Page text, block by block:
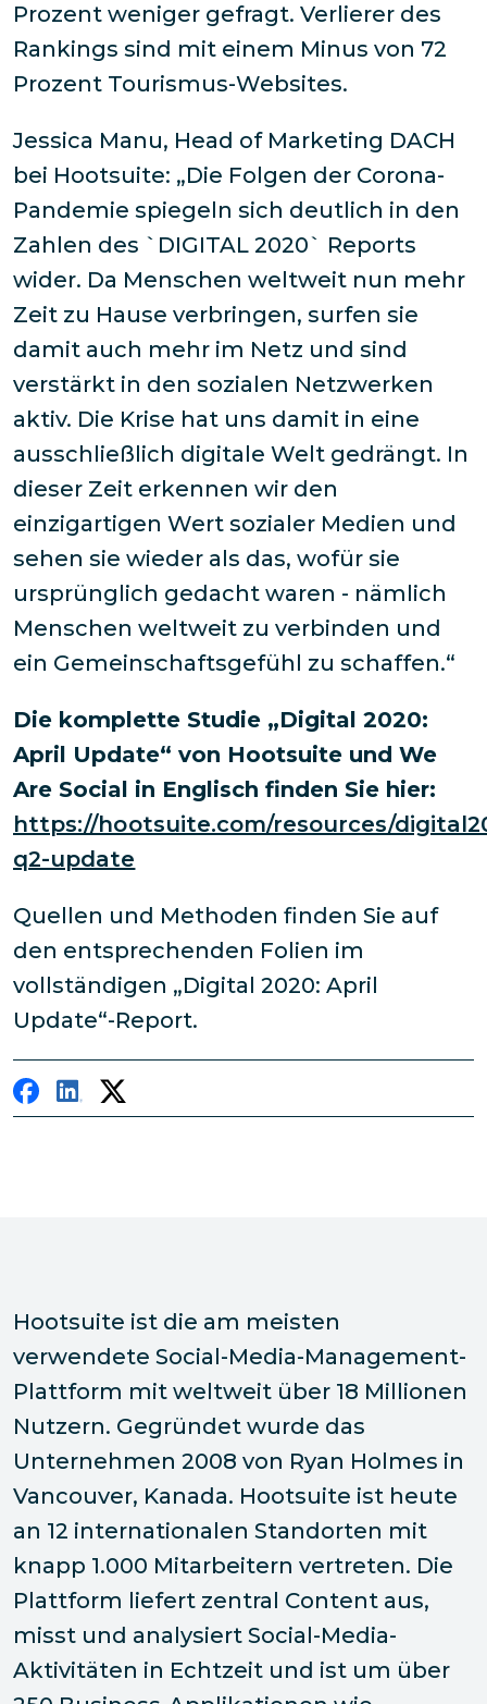
Prozent weniger gefragt. Verlierer des
Rankings sind mit einem Minus von 72
Prozent Tourismus-Websites.
Jessica Manu, Head of Marketing DACH
bei Hootsuite: „Die Folgen der Corona-
Pandemie spiegeln sich deutlich in den
Zahlen des ` DIGITAL 2020` Reports
wider. Da Menschen weltweit nun mehr
Zeit zu Hause verbringen, surfen sie
damit auch mehr im Netz und sind
verstärkt in den sozialen Netzwerken
aktiv. Die Krise hat uns damit in eine
ausschließlich digitale Welt gedrängt. In
dieser Zeit erkennen wir den
einzigartigen Wert sozialer Medien und
sehen sie wieder als das, wofür sie
ursprünglich gedacht waren - nämlich
Menschen weltweit zu verbinden und
ein Gemeinschaftsgefühl zu schaffen.“
Die komplette Studie „Digital 2020:
April Update“ von Hootsuite und We
Are Social in Englisch finden Sie hier:
https://hootsuite.com/resources/
q2-update
Quellen und Methoden finden Sie auf
den entsprechenden Folien im
vollständigen „Digital 2020: April
Update“-Report.
Hootsuite ist die am meisten
verwendete Social-Media-Management-
Plattform mit weltweit über 18 Millionen
Nutzern. Gegründet wurde das
Unternehmen 2008 von Ryan Holmes in
Vancouver, Kanada. Hootsuite ist heute
an 12 internationalen Standorten mit
knapp 1.000 Mitarbeitern vertreten. Die
Plattform liefert zentral Content aus,
misst und analysiert Social-Media-
Aktivitäten in Echtzeit und ist um über